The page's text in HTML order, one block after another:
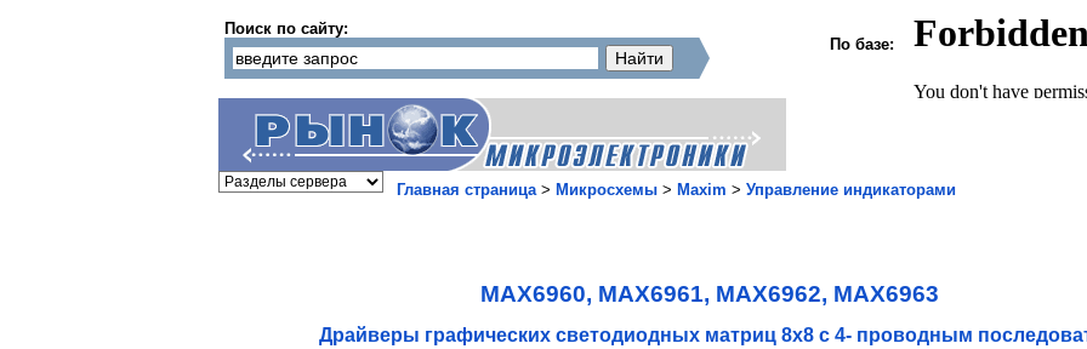
Поиск по сайту:
По базе:
Главная страница> Микросхемы > Maxim > Управление индикаторами
MAX6960, MAX6961, MAX6962, MAX6963
Драйверы графических светодиодных матриц 8х8 с 4- проводным